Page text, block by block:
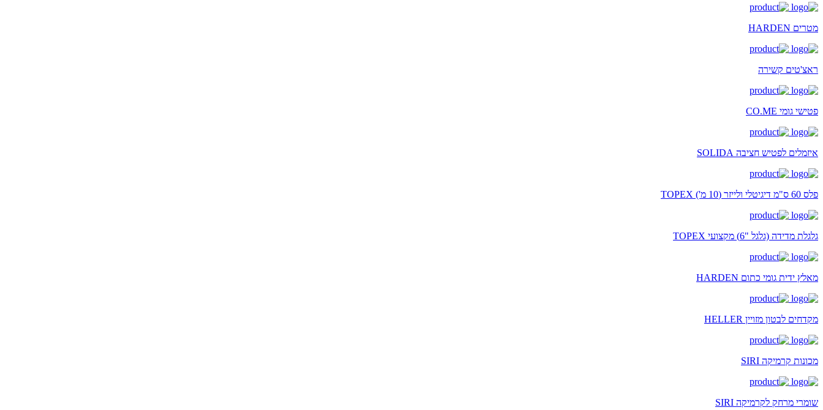
מטרים HARDEN
ראצ'טים קשירה
פטישי גומי CO.ME
איזמלים לפטיש חציבה SOLIDA
פלס 60 ס"מ דיגיטלי ולייזר (10 מ') TOPEX
גלגלת מדידה (גלגל "6) מקצועי TOPEX
מאלץ ידית גומי כתום HARDEN
מקדחים לבטון מזויין HELLER
מכונות קרמיקה SIRI
שומרי מרחק לקרמיקה SIRI